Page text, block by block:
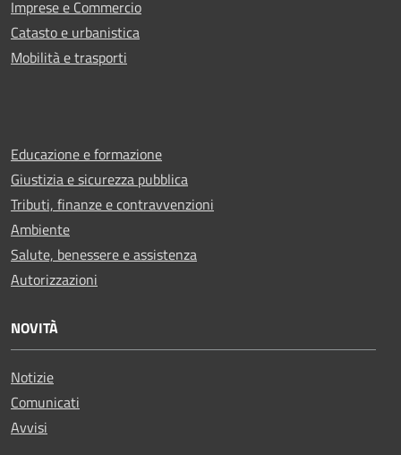
Imprese e Commercio
Catasto e urbanistica
Mobilità e trasporti
Educazione e formazione
Giustizia e sicurezza pubblica
Tributi, finanze e contravvenzioni
Ambiente
Salute, benessere e assistenza
Autorizzazioni
NOVITÀ
Notizie
Comunicati
Avvisi